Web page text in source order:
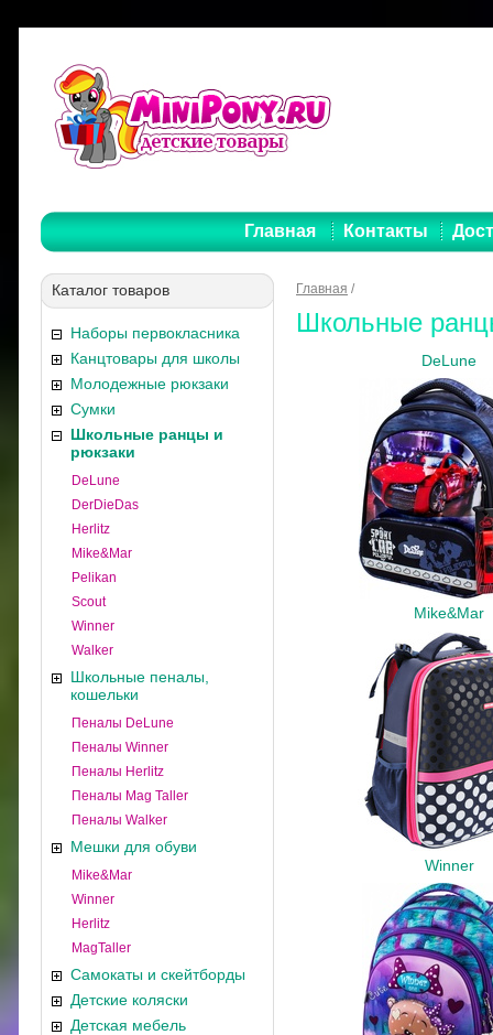
Главная Контакты
Каталог товаров
Наборы первокласника
Канцтовары для школы
Молодежные рюкзаки
Сумки
Школьные ранцы и
рюкзаки
DeLune
DerDieDas
Herlitz
Mike&Mar
Pelikan
Scout
Winner
Walker
Школьные пеналы,
кошельки
Пеналы DeLune
Пеналы Winner
Пеналы Herlitz
Пеналы Mag Taller
Пеналы Walker
Мешки для обуви
Mike&Mar
Winner
Herlitz
MagTaller
Самокаты и скейтборды
Детские коляски
Детская мебель
Главная /
Школьные
DeLune
Mike&Mar
Winner